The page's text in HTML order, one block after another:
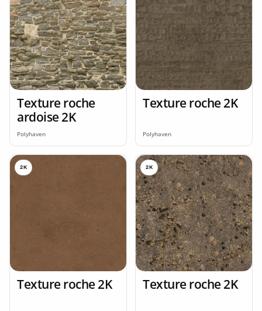
Texture roche
ardoise 2K
Polyhaven
Texture roche 2K
Polyhaven
2K
Texture roche 2K
2K
Texture roche 2K